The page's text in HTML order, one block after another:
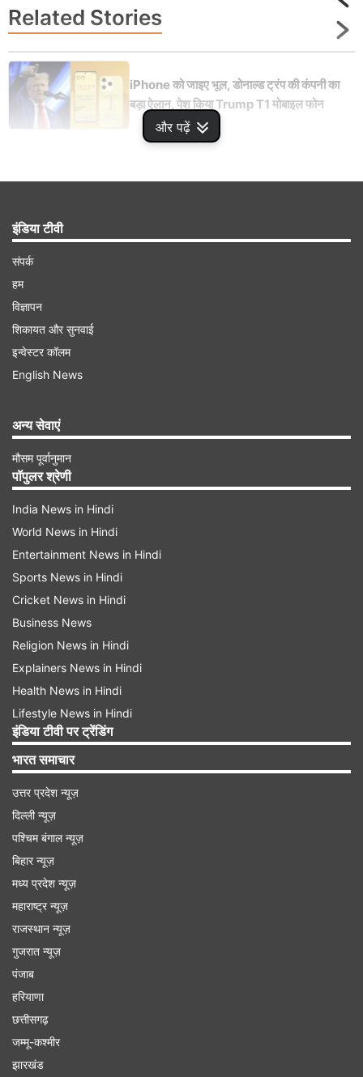
और पढ़ें
Related Stories
iPhone को जाइए भूल, डोनाल्ड ट्रंप की कंपनी का
बड़ा ऐलान, पेश किया Trump T1 मोबाइल फोन
कितने दिनों की दी मोहलत?
एपी की रिपोर्ट के मुताबिक अमेरिकी विदेश विभाग ने जिन 36
देशों को चेतावनी जारी की करते हुए कहा है कि नागरिकों पर
पूर्ण या आंशिक प्रतिबंध की सिफारिश की जा सकती है। इन
देशों को 60 दिनों का समय दिया जाएगा ताकि वे अमेरिका के
सुरक्षा मानकों का पालन करते हुए अमेरिकी आव्रजन नियमों
का सख्ती से पालन करें।
क्यों लगेगा ट्रैवल बैन?
यह ट्रैवल बैन उन देशों पर लगाया जा सकता है जो अमेरिका
ट्रैवल करनेवाले अपने नागरिकों की पहचान दस्तावेजों की
वैधता सुनिश्चित करने में असमर्थ हैं। साथ ही अपने नागरिकों
को वापस लेने में सहयोग नहीं करते या फिर जो आतंकवाद और
अमेरिका के विरोध में गतिविधियों में संलिप्त पाए जाते हैं।
इंडिया टीवी
संपर्क
हम
विज्ञापन
शिकायत और सुनवाई
इन्वेस्टर कॉलम
English News
अन्य सेवाएं
मौसम पूर्वानुमान
पॉपुलर श्रेणी
India News in Hindi
World News in Hindi
Entertainment News in Hindi
Sports News in Hindi
Cricket News in Hindi
Business News
Religion News in Hindi
Explainers News in Hindi
Health News in Hindi
Lifestyle News in Hindi
इंडिया टीवी पर ट्रेंडिंग
भारत समाचार
उत्तर प्रदेश न्यूज़
दिल्ली न्यूज़
पश्चिम बंगाल न्यूज़
बिहार न्यूज़
मध्य प्रदेश न्यूज़
महाराष्ट्र न्यूज़
राजस्थान न्यूज़
गुजरात न्यूज़
पंजाब
हरियाणा
छत्तीसगढ़
जम्मू-कश्मीर
झारखंड